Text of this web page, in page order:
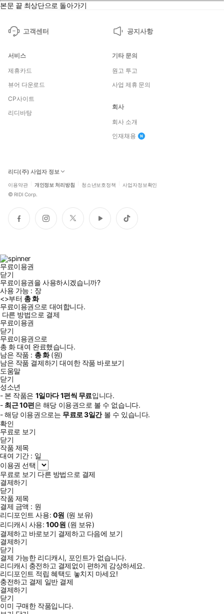
본문 끝 최상단으로 돌아가기
고객센터 공지사항
서비스
제휴카드
뷰어 다운로드
CP사이트
리디바탕
기타 문의
원고 투고
사업 제휴 문의
회사
회사 소개
인재채용
리디(주) 사업자 정보
이용약관 개인정보 처리방침 청소년보호정책 사업자정보확인
© RIDI Corp.
페
이
인
스
트
위
유
튜
틱
톡
무료이용권
닫기
무료이용권을 사용하시겠습니까?
사용 가능 : 장
<>부터 총화
무료이용권으로 대여합니다.
다른 방법으로 결제
무료이용권
닫기
무료이용권으로
총 화대여 완료했습니다.
남은 작품 : 총화(원)
남은 작품 결제하기 대여한 작품 바로보기
도움말
닫기
성소년
- 본 작품은 1일마다1편씩 무료입니다.
- 최근10편은 해당 이용권으로 볼 수 없습니다.
- 해당 이용권으로는 무료로3일간볼 수 있습니다.
확인
무료로 보기
닫기
작품 제목
대여 기간 : 일
이용권 선택
무료로 보기 다른 방법으로 결제
결제하기
닫기
작품 제목
결제 금액 : 원
리디포인트 사용: 0원 (원 보유)
리디캐시 사용:100원 (원 보유)
결제하고 바로보기 결제하고 다음에 보기
결제하기
닫기
결제 가능한 리디캐시, 포인트가 없습니다.
리디캐시 충전하고 결제없이 편하게 감상하세요.
리디포인트 적립 혜택도 놓치지 마세요!
충전하고 결제 일반 결제
결제하기
닫기
이미 구매한 작품입니다.